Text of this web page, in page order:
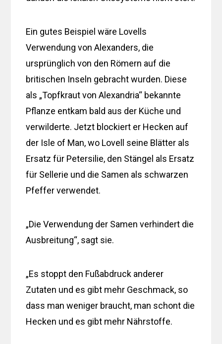
Ein gutes Beispiel wäre Lovells
Verwendung von Alexanders, die
ursprünglich von den Römern auf die
britischen Inseln gebracht wurden. Diese
als „Topfkraut von Alexandria“ bekannte
Pflanze entkam bald aus der Küche und
verwilderte. Jetzt blockiert er Hecken auf
der Isle of Man, wo Lovell seine Blätter als
Ersatz für Petersilie, den Stängel als Ersatz
für Sellerie und die Samen als schwarzen
Pfeffer verwendet.
„Die Verwendung der Samen verhindert die
Ausbreitung“, sagt sie.
„Es stoppt den Fußabdruck anderer
Zutaten und es gibt mehr Geschmack, so
dass man weniger braucht, man schont die
Hecken und es gibt mehr Nährstoffe.